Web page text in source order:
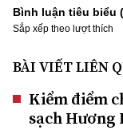
Bình luận tiêu biểu (
Sắp xếp theo lượt thích
BÀI VIẾT LIÊN
Kiểm điểm
sạch Hương